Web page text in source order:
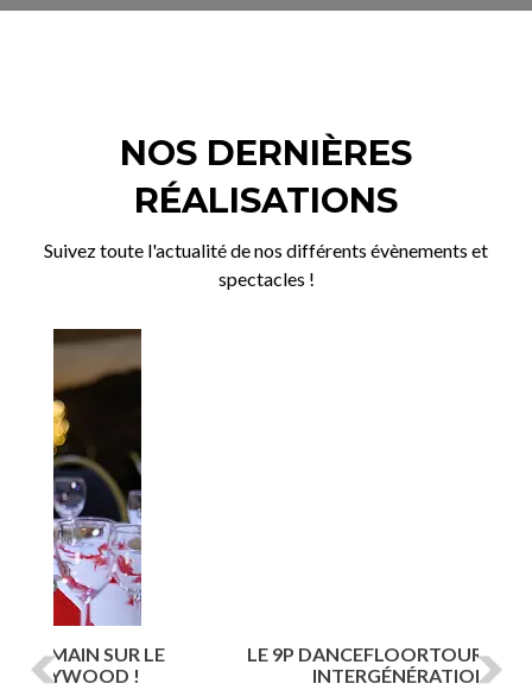
NOS DERNIÈRES
RÉALISATIONS
Suivez toute l'actualité de nos différents évènements et
spectacles !
LE 9P DANCEFLOORTOUR : UN SHOW
INTERGÉNÉRATIONNEL